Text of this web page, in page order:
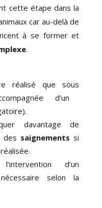
cette étape dans la
car au-delà de
à se former et
.
réalisé que sous
d’un
davantage de
des saignements si
d’un
selon la